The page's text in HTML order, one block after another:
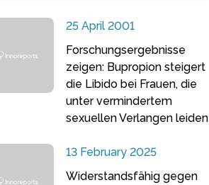
25 April 2001
Forschungsergebnisse
zeigen: Bupropion steigert
die Libido bei Frauen, die
unter vermindertem
sexuellen Verlangen leiden
13 February 2025
Widerstandsfähig gegen